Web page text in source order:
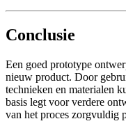
Conclusie
Een goed prototype
nieuw product. Door
technieken en materialen
basis legt voor verdere
van het proces zorgvuldig